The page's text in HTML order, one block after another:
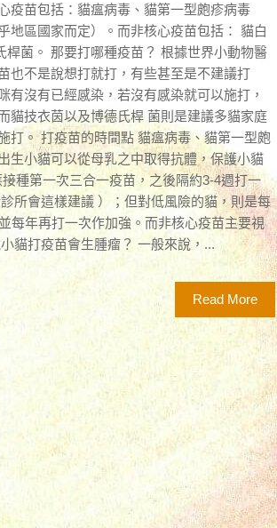
疫苗包括：貓瘟病毒、貓第一型皰疹病毒
地區國家而定）。而非核心疫苗包括： 貓白
菌。 那要打哪種疫苗？ 根據世界小動物醫
也不是說想打就打，有些甚至是不建議打
沒有已經感染，若沒有感染就可以施打，
貓技衣茵以及博德氏桿 菌則是建議多貓家庭
打。 打疫苗的時間點 貓瘟病毒、貓第一型皰
生小貓可以從母乳之中取得抗體，保護小貓
種第一次三合一疫苗，之後隔約3-4週打一
所會這樣建議 ）；但對低風險的貓，則是每
每年再打一次作加強。而非核心疫苗主要視
貓打疫苗會生腫瘤？ 一般來說，...
Read More